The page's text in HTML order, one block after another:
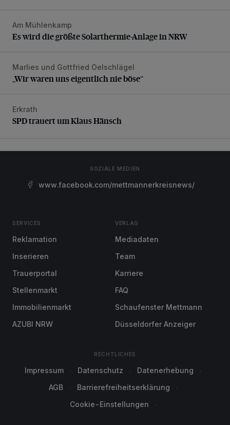
Es wird die größte Solarthermie-Anlage in NRW
Am Mühlenkamp
Es wird die größte Solarthermie-Anlage in NRW
„Wir waren uns eigentlich nie böse“
Marlies und Gottfried Oelschlägel
„Wir waren uns eigentlich nie böse“
SPD trauert um Klaus Hänsch
Erkrath
SPD trauert um Klaus Hänsch
SOZIALE MEDIEN
www.facebook.com/mettmannerkreisnews/
SERVICES
Reklamation
Inserieren
Trauerportal
Stellenmarkt
Immobilienmarkt
AZUBI NRW
VERLAG
Mediadaten
Team
Karriere
FAQ
Schaufenster Mettmann
Düsseldorfer Anzeiger
RECHTLICHES
Impressum Datenschutz
Datenerhebung
AGB
Barrierefreiheitserklärung
Cookie-Einstellungen